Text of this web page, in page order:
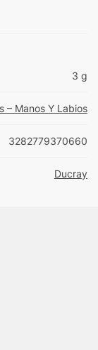
3 g
– Manos Y Labios
3282779370660
Ducray